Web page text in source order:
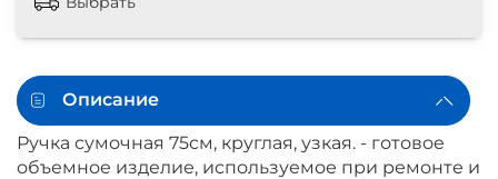
Описание
Ручка сумочная 75см, круглая, узкая. - готовое
объемное изделие, используемое при ремонте и